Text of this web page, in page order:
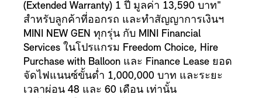
(Extended Warranty) 1 ปี มูลค่า 13,590 บาท"
สำหรับลูกค้าที่ออกรถ และทำสัญญาการเงินฯ
MINI NEW GEN ทุกรุ่น กับ MINI Financial
Services ในโปรแกรม Freedom Choice, Hire
Purchase with Balloon และ Finance Lease ยอด
จัดไฟแนนซ์ขั้นต่ำ 1,000,000 บาท และระยะ
เวลาผ่อน 48 และ 60 เดือน เท่านั้น